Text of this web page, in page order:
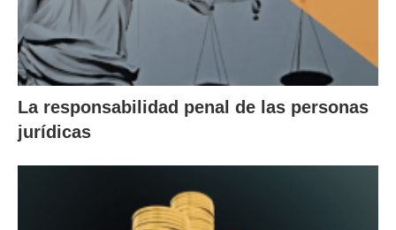
La responsabilidad penal de las personas
jurídicas